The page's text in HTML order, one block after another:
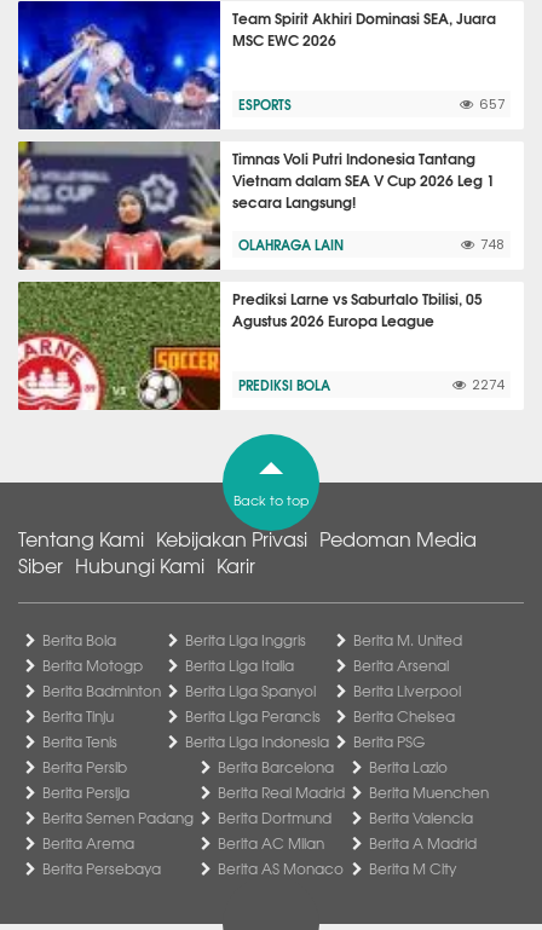
Team Spirit Akhiri Dominasi SEA, Juara
MSC EWC 2026
ESPORTS 657
Timnas Voli Putri Indonesia Tantang
Vietnam dalam SEA V Cup 2026 Leg 1
secara Langsung!
OLAHRAGA LAIN 748
Prediksi Larne vs Saburtalo Tbilisi, 05
Agustus 2026 Europa League
PREDIKSI BOLA 2274
Back to top
Tentang Kami Kebijakan Privasi Pedoman Media
Siber Hubungi Kami Karir
Berita Bola
Berita Motogp
Berita Badminton
Berita Tinju
Berita Tenis
Berita Liga Inggris
Berita Liga Italia
Berita Liga Spanyol
Berita Liga Perancis
Berita Liga Indonesia
Berita M. United
Berita Arsenal
Berita Liverpool
Berita Chelsea
Berita PSG
Berita Persib
Berita Persija
Berita Semen Padang
Berita Arema
Berita Persebaya
Berita Barcelona
Berita Real Madrid
Berita Dortmund
Berita AC Milan
Berita AS Monaco
Berita Lazio
Berita Muenchen
Berita Valencia
Berita A Madrid
Berita M City